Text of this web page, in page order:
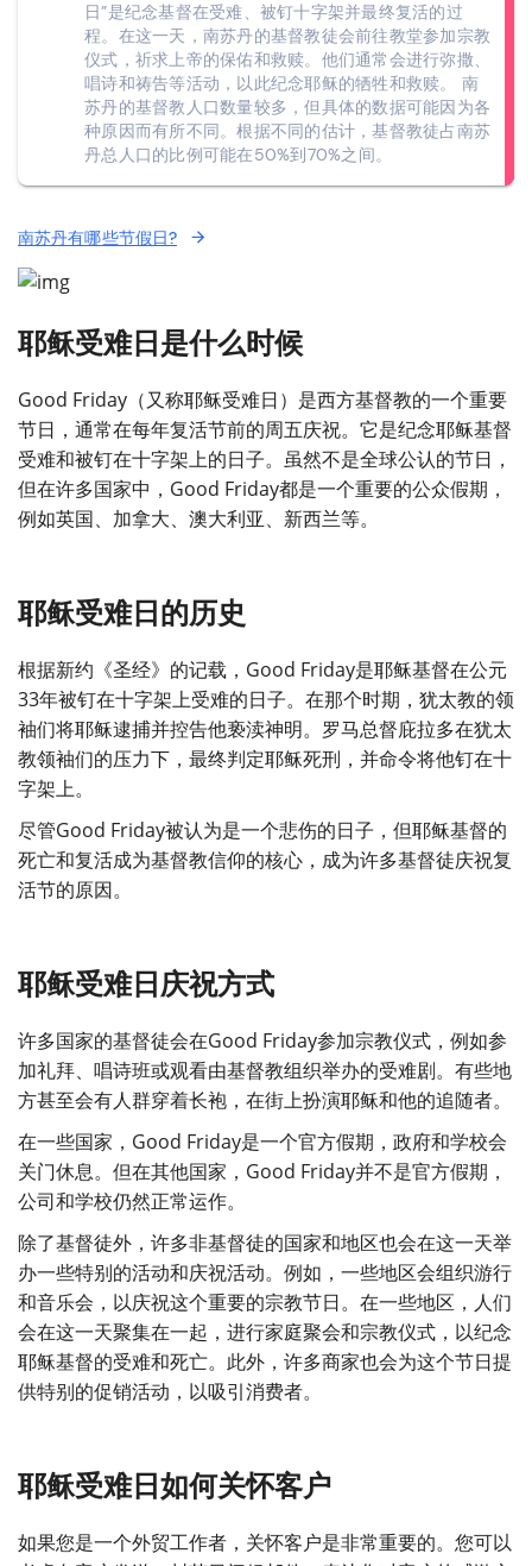
日”是纪念基督在受难、被钉十字架并最终复活的过
程。在这一天，南苏丹的基督教徒会前往教堂参加宗教
仪式，祈求上帝的保佑和救赎。他们通常会进行弥撒、
唱诗和祷告等活动，以此纪念耶稣的牺牲和救赎。 南
苏丹的基督教人口数量较多，但具体的数据可能因为各
种原因而有所不同。根据不同的估计，基督教徒占南苏
丹总人口的比例可能在50%到70%之间。
南苏丹有哪些节假日?
耶稣受难日是什么时候
Good Friday（又称耶稣受难日）是西方基督教的一个重要
节日，通常在每年复活节前的周五庆祝。它是纪念耶稣基督
受难和被钉在十字架上的日子。虽然不是全球公认的节日，
但在许多国家中，Good Friday都是一个重要的公众假期，
例如英国、加拿大、澳大利亚、新西兰等。
耶稣受难日的历史
根据新约《圣经》的记载，Good Friday是耶稣基督在公元
33年被钉在十字架上受难的日子。在那个时期，犹太教的领
袖们将耶稣逮捕并控告他亵渎神明。罗马总督庇拉多在犹太
教领袖们的压力下，最终判定耶稣死刑，并命令将他钉在十
字架上。
尽管Good Friday被认为是一个悲伤的日子，但耶稣基督的
死亡和复活成为基督教信仰的核心，成为许多基督徒庆祝复
活节的原因。
耶稣受难日庆祝方式
许多国家的基督徒会在Good Friday参加宗教仪式，例如参
加礼拜、唱诗班或观看由基督教组织举办的受难剧。有些地
方甚至会有人群穿着长袍，在街上扮演耶稣和他的追随者。
在一些国家，Good Friday是一个官方假期，政府和学校会
关门休息。但在其他国家，Good Friday并不是官方假期，
公司和学校仍然正常运作。
除了基督徒外，许多非基督徒的国家和地区也会在这一天举
办一些特别的活动和庆祝活动。例如，一些地区会组织游行
和音乐会，以庆祝这个重要的宗教节日。在一些地区，人们
会在这一天聚集在一起，进行家庭聚会和宗教仪式，以纪念
耶稣基督的受难和死亡。此外，许多商家也会为这个节日提
供特别的促销活动，以吸引消费者。
耶稣受难日如何关怀客户
如果您是一个外贸工作者，关怀客户是非常重要的。您可以